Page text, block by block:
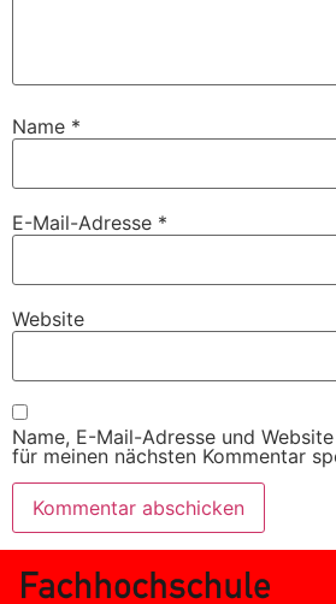
Name *
E-Mail-Adresse *
Website
Name, E-Mail-Adresse und
für meinen nächsten Kommentar